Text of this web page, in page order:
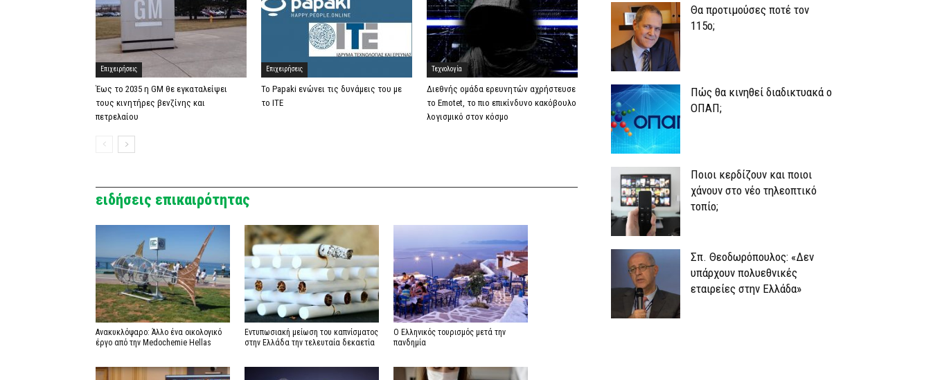
Επιχειρήσεις
Έως το 2035 η GM θε εγκαταλείψει
τους κινητήρες βενζίνης και
πετρελαίου
Επιχειρήσεις
Το Papaki ενώνει τις δυνάμεις του με
το ΙΤΕ
Τεχνολογία
Διεθνής ομάδα ερευνητών αχρήστευσε
το Emotet, το πιο επικίνδυνο κακόβουλο
λογισμικό στον κόσμο
ειδήσεις επικαιρότητας
Ανακυκλόψαρο: Άλλο ένα οικολογικό
έργο από την Medochemie Hellas
Εντυπωσιακή μείωση του καπνίσματος
στην Ελλάδα την τελευταία δεκαετία
Ο Ελληνικός τουρισμός μετά την
πανδημία
Θα προτιμούσες ποτέ τον
115ο;
Πώς θα κινηθεί διαδικτυακά ο
ΟΠΑΠ;
Ποιοι κερδίζουν και ποιοι
χάνουν στο νέο τηλεοπτικό
τοπίο;
Σπ. Θεοδωρόπουλος: «Δεν
υπάρχουν πολυεθνικές
εταιρείες στην Ελλάδα»